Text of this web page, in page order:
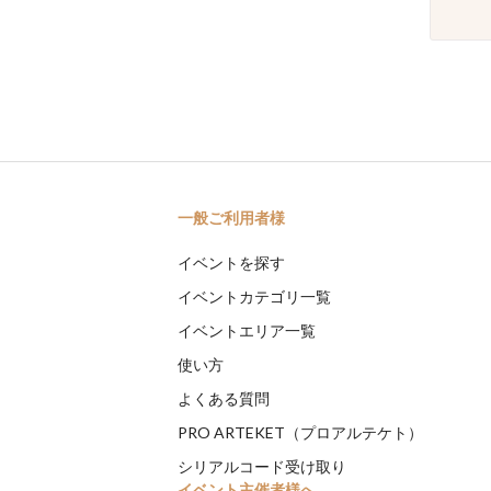
一般ご利用者様
イベントを探す
イベントカテゴリ一覧
イベントエリア一覧
使い方
よくある質問
PRO ARTEKET（プロアルテケト）
シリアルコード受け取り